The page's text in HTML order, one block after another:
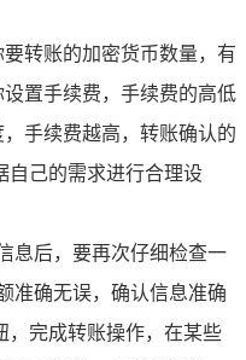
要转账的加密货币数量，有
置手续费，手续费的高低
手续费越高，转账确认的
自己的需求进行合理设
息后，要再次仔细检查一
准确无误，确认信息准确
，完成转账操作，在某些